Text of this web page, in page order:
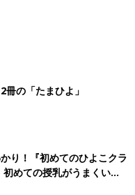
の「たまひよ」
り！『初めてのひよこクラ
めての授乳がうまくい
本と夏のトラブル 解決テ